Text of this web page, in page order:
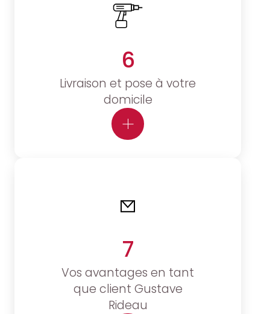
6
Livraison et pose à votre
domicile
7
Vos avantages en tant
que client Gustave
Rideau